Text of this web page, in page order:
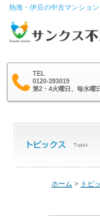
熱海・伊豆の中古マンショ
TEL
0120-393019
第2・4火曜日、毎水曜
ホーム > トピ